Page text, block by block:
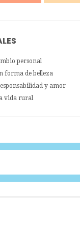
personal
forma de belleza
y amor
vida rural